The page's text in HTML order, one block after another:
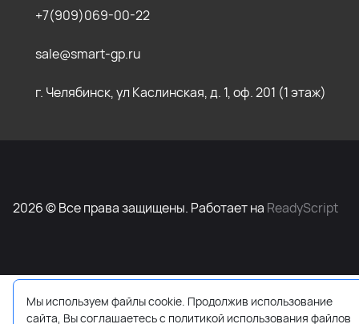
+7(909)069-00-22
sale@smart-gp.ru
г. Челябинск, ул Каслинская, д. 1, оф. 201 (1 этаж)
2026 © Все права защищены. Работает на ReadyScript
Мы используем файлы cookie. Продолжив использование
сайта, Вы соглашаетесь с политикой использования файлов